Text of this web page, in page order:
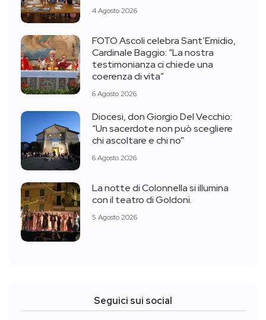
4 Agosto 2026
FOTO Ascoli celebra Sant’Emidio,
Cardinale Baggio: “La nostra
testimonianza ci chiede una
coerenza di vita”
6 Agosto 2026
Diocesi, don Giorgio Del Vecchio:
“Un sacerdote non può scegliere
chi ascoltare e chi no”
6 Agosto 2026
La notte di Colonnella si illumina
con il teatro di Goldoni.
5 Agosto 2026
Seguici sui social